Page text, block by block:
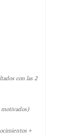
con las 2
+